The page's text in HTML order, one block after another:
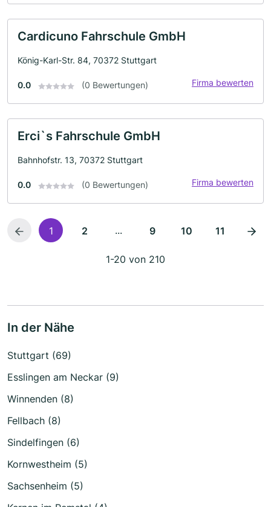
Cardicuno Fahrschule GmbH
König-Karl-Str. 84, 70372 Stuttgart
0.0 (0 Bewertungen) Firma bewerten
Erci`s Fahrschule GmbH
Bahnhofstr. 13, 70372 Stuttgart
0.0 (0 Bewertungen) Firma bewerten
1 2 ... 9 10 11
1-20 von 210
In der Nähe
Stuttgart (69)
Esslingen am Neckar (9)
Winnenden (8)
Fellbach (8)
Sindelfingen (6)
Kornwestheim (5)
Sachsenheim (5)